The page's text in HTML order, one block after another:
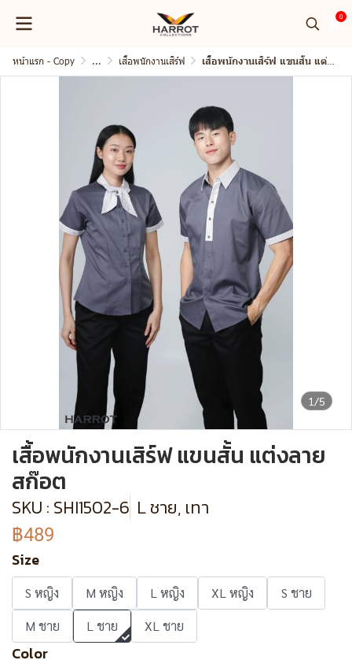
0
หน้าแรก - Copy ... เสื้อพนักงานเสิร์ฟ เสื้อพนักงานเสิร์ฟ แขนสั้น แต่งลายสก๊อต
1/5
เสื้อพนักงานเสิร์ฟ แขนสั้น แต่งลาย
สก๊อต
SKU : SHI1502-6 L ชาย, เทา
฿489
Size
S หญิง M หญิง L หญิง XL หญิง
S ชาย
M ชาย
L ชาย XL ชาย
Color